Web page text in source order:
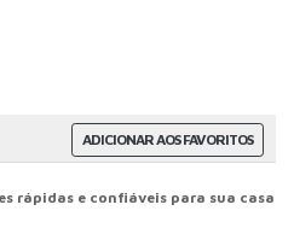
ADICIONAR AOS FAVORITOS
e confiáveis para sua casa